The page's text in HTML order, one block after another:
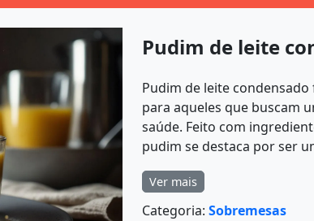
Pudim de leite
Pudim de leite
para aqueles que buscam
saúde. Feito com
pudim se destaca por ser
Ver mais
Categoria: Sobremesas